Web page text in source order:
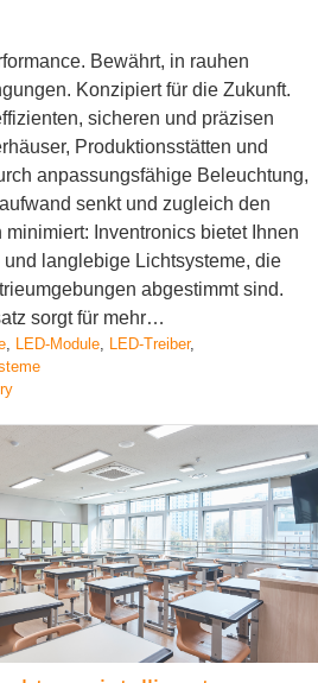
Bewährt, in rauhen
Konzipiert für die Zukunft.
sicheren und präzisen
Produktionsstätten und
anpassungsfähige Beleuchtung,
senkt und zugleich den
minimiert: Inventronics bietet Ihnen
und langlebige Lichtsysteme, die
abgestimmt sind.
sorgt für mehr…
, LED-Module, LED-Treiber